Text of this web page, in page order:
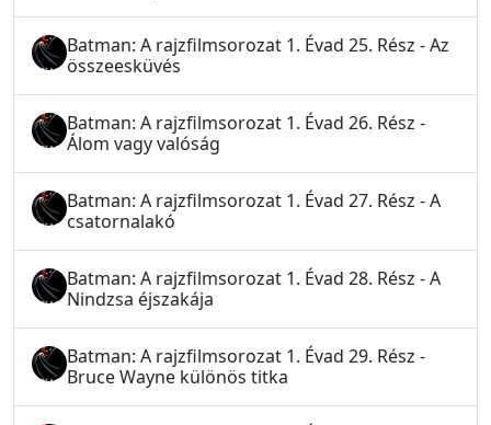
Batman: A rajzfilmsorozat 1. Évad 25. Rész - Az
összeesküvés
Batman: A rajzfilmsorozat 1. Évad 26. Rész -
Álom vagy valóság
Batman: A rajzfilmsorozat 1. Évad 27. Rész - A
csatornalakó
Batman: A rajzfilmsorozat 1. Évad 28. Rész - A
Nindzsa éjszakája
Batman: A rajzfilmsorozat 1. Évad 29. Rész -
Bruce Wayne különös titka